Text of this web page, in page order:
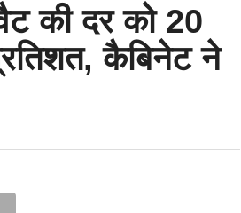
की दर को 20
कैबिनेट ने